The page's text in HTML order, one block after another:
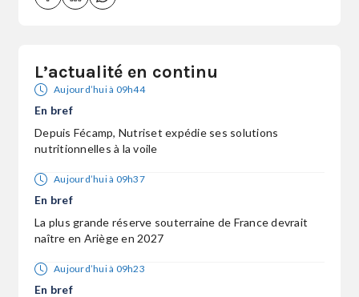
L’actualité en continu
Aujourd’hui à 09h44
En bref
Depuis Fécamp, Nutriset expédie ses solutions
nutritionnelles à la voile
Aujourd’hui à 09h37
En bref
La plus grande réserve souterraine de France devrait
naître en Ariège en 2027
Aujourd’hui à 09h23
En bref